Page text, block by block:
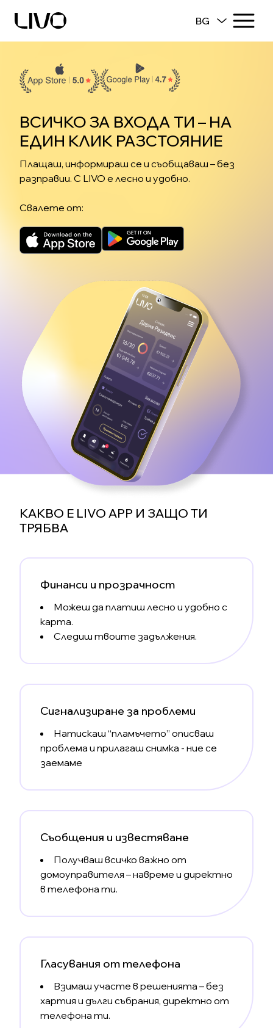
BG
ВСИЧКО ЗА ВХОДА ТИ – НА
ЕДИН КЛИК РАЗСТОЯНИЕ
Плащаш, информираш се и съобщаваш – без
разправии. С LIVO е лесно и удобно.
Свалете от:
КАКВО Е LIVO APP И ЗАЩО ТИ
ТРЯБВА
Финанси и прозрачност
Можеш да платиш лесно и удобно с
карта.
Следиш твоите задължения.
Сигнализиране за проблеми
Натискаш “пламъчето” описваш
проблема и прилагаш снимка - ние се
заемаме
Съобщения и известяване
Получваш всичко важно от
домоуправителя – навреме и директно
в телефона ти.
Гласувания от телефона
Взимаш участе в решенията – без
хартия и дълги събрания, директно от
телефона ти.